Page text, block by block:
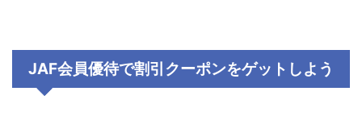
JAF会員優待で割引クーポンをゲットしよう